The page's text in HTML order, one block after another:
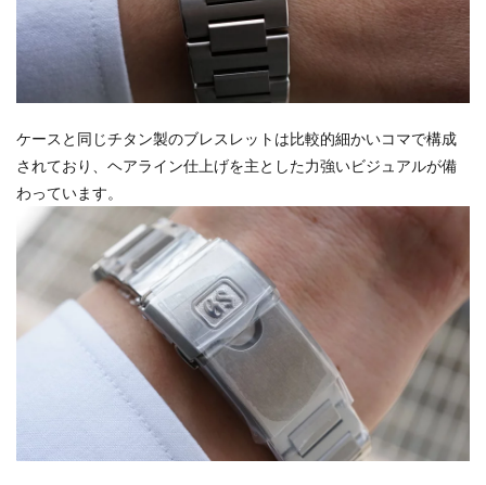
ケースと同じチタン製のブレスレットは比較的細かいコマで構成
されており、ヘアライン仕上げを主とした力強いビジュアルが備
わっています。